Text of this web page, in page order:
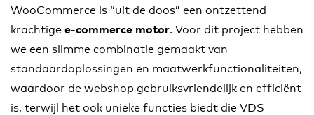
WooCommerce is “uit de doos” een ontzettend
krachtigee-commerce motor. Voor dit project hebben
we een slimme combinatie gemaakt van
standaardoplossingen en maatwerkfunctionaliteiten,
waardoor de webshop gebruiksvriendelijk en efficiënt
is, terwijl het ook unieke functies biedt die VDS